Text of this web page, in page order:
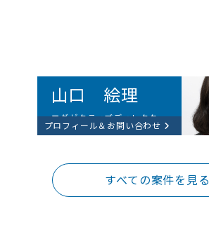
山口 絵理
エグゼクティブディレクター
プロフィール＆お問い合わせ
すべての案件を見る